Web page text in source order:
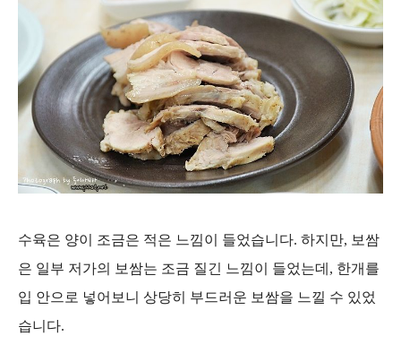
수육은 양이 조금은 적은 느낌이 들었습니다. 하지만, 보쌈
은 일부 저가의 보쌈는 조금 질긴 느낌이 들었는데, 한개를
입 안으로 넣어보니 상당히 부드러운 보쌈을 느낄 수 있었
습니다.